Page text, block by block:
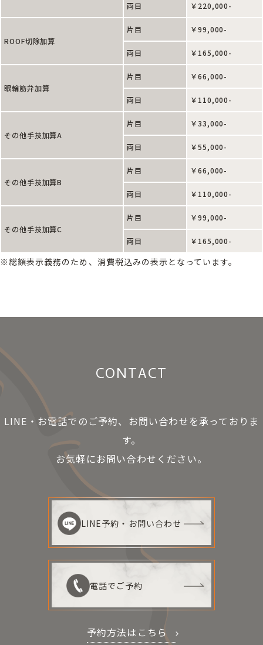
両目 ￥220,000-
ROOF切除加算
片目 ￥99,000-
両目 ￥165,000-
眼輪筋弁加算
片目 ￥66,000-
両目 ￥110,000-
その他手技加算A
片目 ￥33,000-
両目 ￥55,000-
その他手技加算B
片目 ￥66,000-
両目 ￥110,000-
その他手技加算C
片目 ￥99,000-
両目 ￥165,000-
※総額表示義務のため、消費税込みの表示となっています。
CONTACT
LINE・お電話でのご予約、お問い合わせを承っておりま
す。
お気軽にお問い合わせください。
LINE予約・お問い合わせ
電話でご予約
予約方法はこちら